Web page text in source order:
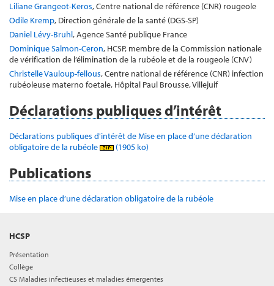
Liliane Grangeot-Keros, Centre national de référence (CNR) rougeole
Odile Kremp, Direction générale de la santé (DGS-SP)
Daniel Lévy-Bruhl, Agence Santé publique France
Dominique Salmon-Ceron, HCSP, membre de la Commission nationale
de vérification de l’élimination de la rubéole et de la rougeole (CNV)
Christelle Vauloup-fellous, Centre national de référence (CNR) infection
rubéoleuse materno foetale, Hôpital Paul Brousse, Villejuif
Déclarations publiques d’intérêt
Déclarations publiques d'intérêt de Mise en place d’une déclaration
obligatoire de la rubéole
(1905 ko)
Publications
Mise en place d’une déclaration obligatoire de la rubéole
HCSP
Présentation
Collège
CS Maladies infectieuses et maladies émergentes